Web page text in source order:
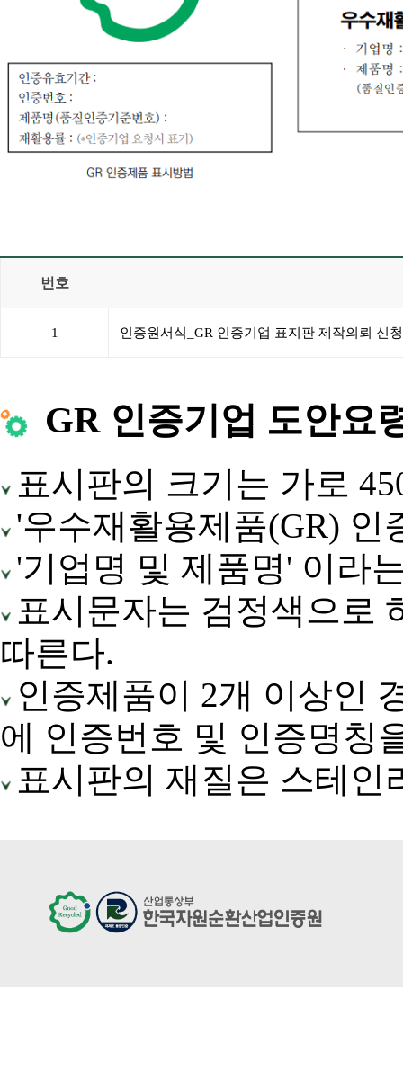
번호
1 인증원서식_GR 인증기업 표지판 제작의뢰 신
GR 인증기업 도안요
표시판의 크기는 가로
'우수재활용제품(GR) 인
'기업명 및 제품명' 이라
표시문자는 검정색으로
따른다.
인증제품이 2개 이상인
에 인증번호 및 인증명칭
표시판의 재질은 스테인